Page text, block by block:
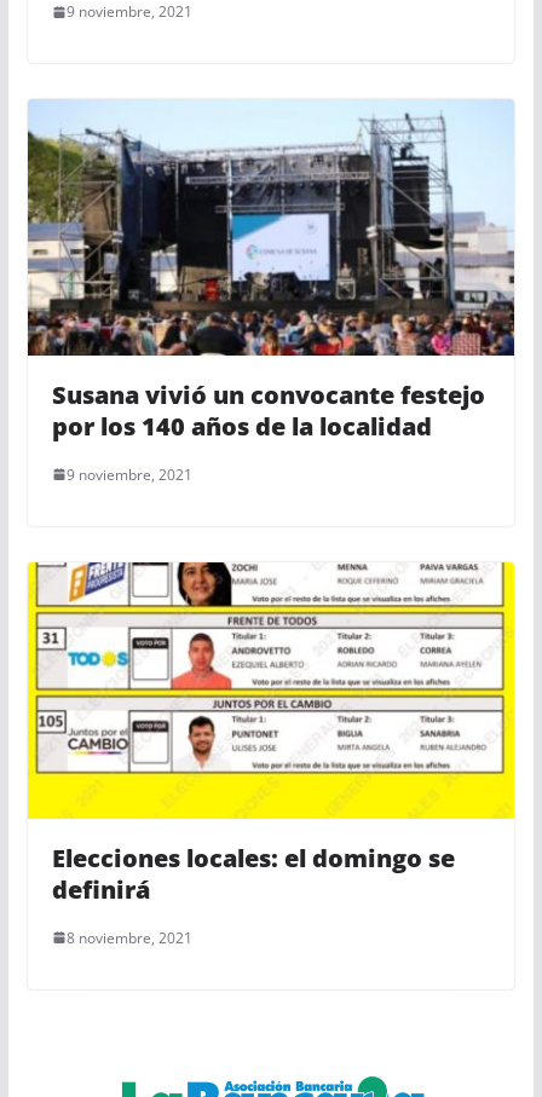
9 noviembre, 2021
Susana vivió un convocante festejo
por los 140 años de la localidad
9 noviembre, 2021
Elecciones locales: el domingo se
definirá
8 noviembre, 2021